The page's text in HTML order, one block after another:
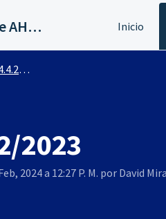
Servicios al canal de distribución de AHORA Inicio
2023
2024 a 12:27 P. M. por David